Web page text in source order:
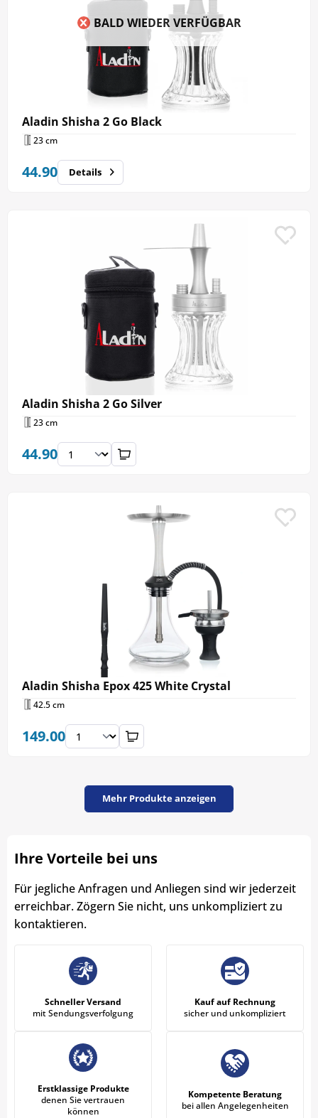
BALD WIEDER VERFÜGBAR
Aladin Shisha 2 Go Black
23 cm
44.90 Details
Aladin Shisha 2 Go Silver
23 cm
44.90
Aladin Shisha Epox 425 White Crystal
42.5 cm
149.00
Mehr Produkte anzeigen
Ihre Vorteile bei uns
Für jegliche Anfragen und Anliegen sind wir jederzeit
erreichbar. Zögern Sie nicht, uns unkompliziert zu
kontaktieren.
Schneller Versand
mit Sendungsverfolgung
Kauf auf Rechnung
sicher und unkompliziert
Erstklassige Produkte
denen Sie vertrauen
können
Kompetente Beratung
bei allen Angelegenheiten